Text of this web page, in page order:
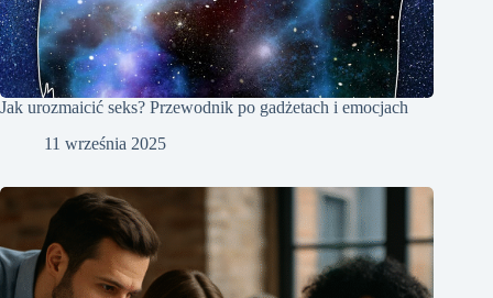
Jak urozmaicić seks? Przewodnik po gadżetach i emocjach
11 września 2025